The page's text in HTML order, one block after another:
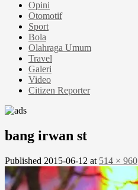
Opini
Otomotif
Sport
Bola
Olahraga Umum
Travel
Galeri
Video
Citizen Reporter
bang irwan st
Published 2015-06-12 at 514 × 960